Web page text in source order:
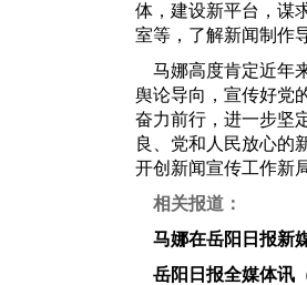
体，建设新平台，谋
室等，了解新闻制作
马娜高度肯定近年
舆论导向，宣传好党
奋力前行，进一步坚
良、党和人民放心的
开创新闻宣传工作新
相关报道：
马娜在岳阳日报新
岳阳日报全媒体讯